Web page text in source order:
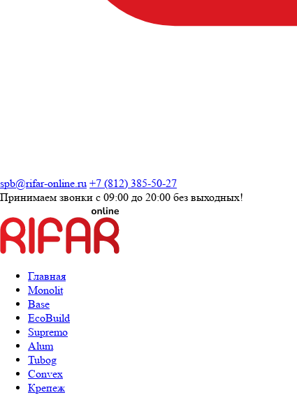
spb@rifar-online.ru +7 (812) 385-50-27
Принимаем звонки с 09:00 до 20:00 без выходных!
Главная
Monolit
Base
EcoBuild
Supremo
Alum
Tubog
Convex
Крепеж